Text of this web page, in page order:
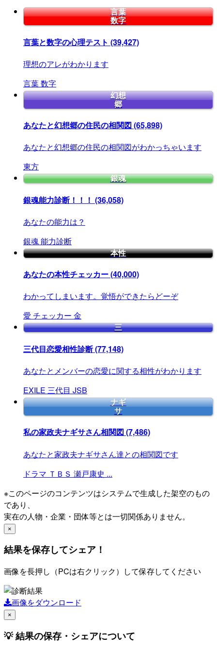
言葉
数字
言葉と数字の心理テスト (39,427)
理想のアレがわかります
言葉数字
幻想
郷
あなたと幻想郷の住民の相関図 (65,898)
あなたと幻想郷の住民の相関図がわかっちゃいます
東方
銀魂
銀魂能力診断！！！ (36,058)
あなたの能力は？
銀魂能力診断
本性
あなたの本性チェッカー(40,000)
わかってしまいます。覚悟ができたらどーぞ
愛 チェッカー 金
三
三代目恋愛相性診断(77,148)
あなたとメンバーの恋愛に関する相性がわかります
EXILE 三代目 JSB
ナギ
サ
私の家政夫ナギサさん相関図 (7,486)
あなたと家政夫ナギサさん達との相関図です
ドラマ ＴＢＳ 瀬戸康史 ...
※このページのコンテンツはシステムで生成した架空のもの
であり、
実在の人物・企業・団体等とは一切関係ありません。
×
結果を保存してシェア！
画像を長押し（PCは右クリック）して保存してください
画像をダウンロード
×
💡 結果の保存・シェアについて